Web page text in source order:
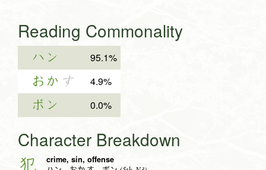
Reading Commonality
ハン 95.1%
おか す 4.9%
ボン 0.0%
Character Breakdown
犯 crime, sin, offense